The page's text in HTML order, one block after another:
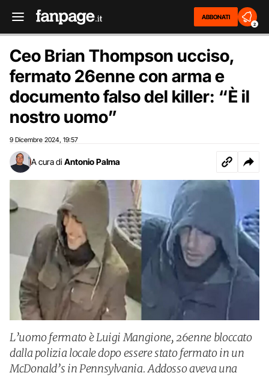
ABBONATI
2
Ceo Brian Thompson ucciso,
fermato 26enne con arma e
documento falso del killer: “È il
nostro uomo”
9 Dicembre 2024 19:57
A cura di Antonio Palma
L’uomo fermato è Luigi Mangione, 26enne bloccato
dalla polizia locale dopo essere stato fermato in un
McDonald’s in Pennsylvania. Addosso aveva una